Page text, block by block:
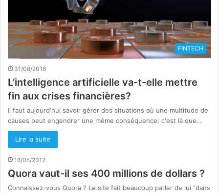
FINTECH
31/08/2016
L’intelligence artificielle va-t-elle mettre
fin aux crises financières?
Il faut aujourd'hui savoir gérer des situations où une multitude de
causes peut engendrer une même conséquence; c'est là que…
Lire la suite
16/05/2012
Quora vaut-il ses 400 millions de dollars ?
Connaissez-vous Quora ? Le site fait beaucoup parler de lui “dans